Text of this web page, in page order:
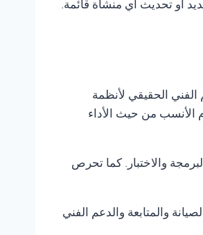
أو تحديث أي منشأة قائمة.
الفني الحقيقي لأنظمة
الأنسب من حيث الأداء
والاختبار. كما تحرص
والمتابعة والدعم الفني